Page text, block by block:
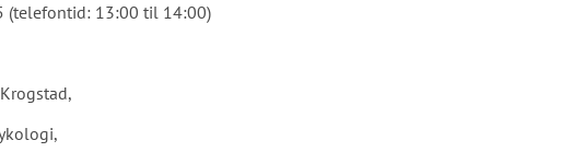
(telefontid: 13:00 til 14:00)